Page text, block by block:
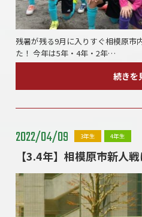
残暑が残る9月に入りすぐ相模原市
た！ 今年は5年・4年・2年…
続きを
2022/04/09 3年生 4年生
【3.4年】相模原市新人